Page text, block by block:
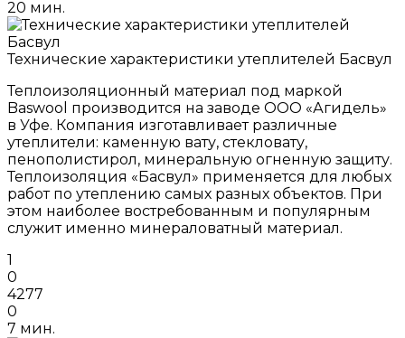
20 мин.
Технические характеристики утеплителей Басвул
Теплоизоляционный материал под маркой
Baswool производится на заводе ООО «Агидель»
в Уфе. Компания изготавливает различные
утеплители: каменную вату, стекловату,
пенополистирол, минеральную огненную защиту.
Теплоизоляция «Басвул» применяется для любых
работ по утеплению самых разных объектов. При
этом наиболее востребованным и популярным
служит именно минераловатный материал.
1
0
4277
0
7 мин.